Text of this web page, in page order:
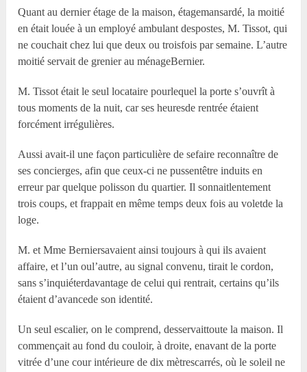
Quant au dernier étage de la maison, étagemansardé, la moitié
en était louée à un employé ambulant despostes, M. Tissot, qui
ne couchait chez lui que deux ou troisfois par semaine. L’autre
moitié servait de grenier au ménageBernier.
M. Tissot était le seul locataire pourlequel la porte s’ouvrît à
tous moments de la nuit, car ses heuresde rentrée étaient
forcément irrégulières.
Aussi avait-il une façon particulière de sefaire reconnaître de
ses concierges, afin que ceux-ci ne pussentêtre induits en
erreur par quelque polisson du quartier. Il sonnaitlentement
trois coups, et frappait en même temps deux fois au voletde la
loge.
M. et Mme Berniersavaient ainsi toujours à qui ils avaient
affaire, et l’un oul’autre, au signal convenu, tirait le cordon,
sans s’inquiéterdavantage de celui qui rentrait, certains qu’ils
étaient d’avancede son identité.
Un seul escalier, on le comprend, desservaittoute la maison. Il
commençait au fond du couloir, à droite, enavant de la porte
vitrée d’une cour intérieure de dix mètrescarrés, où le soleil ne